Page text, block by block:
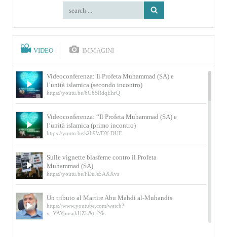
VIDEO IMMAGINI
Videoconferenza: Il Profeta Muhammad (SA) e
l’unità islamica (secondo incontro)
https://youtu.be/6G8SRdqEhrQ
Videoconferenza: “Il Profeta Muhammad (SA) e
l’unità islamica (primo incontro)
https://youtu.be/s2b9WDY-DUE
Sulle vignette blasfeme contro il Profeta
Muhammad (SA)
https://youtu.be/FDuJs5AXXvs
Un tributo al Martire Abu Mahdi al-Muhandis
https://www.youtube.com/watch?
v=YAYpusvkUZk&t=26s